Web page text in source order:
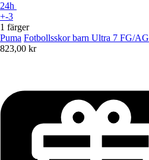
24h
+-3
1 färger
Puma Fotbollsskor barn Ultra 7 FG/AG
823,00 kr